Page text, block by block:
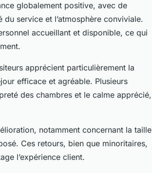
globalement positive, avec de
service et l’atmosphère conviviale.
accueillant et disponible, ce qui
apprécient particulièrement la
efficace et agréable. Plusieurs
des chambres et le calme apprécié,
notamment concernant la taille
Ces retours, bien que minoritaires,
l’expérience client.